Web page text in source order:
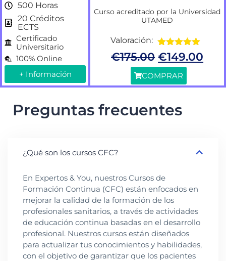
500 Horas
20 Créditos
ECTS
Certificado
Universitario
100% Online
+ Información
Curso acreditado por la Universidad
UTAMED
Valoración:
Valorado
con5.00de
5
€175.00 €149.00
COMPRAR
Preguntas frecuentes
¿Qué son los cursos CFC?
En Expertos & You, nuestros Cursos de
Formación Continua (CFC) están enfocados en
mejorar la calidad de la formación de los
profesionales sanitarios, a través de actividades
de educación continua basadas en el desarrollo
profesional. Nuestros cursos están diseñados
para actualizar tus conocimientos y habilidades,
con el objetivo de garantizar que los pacientes